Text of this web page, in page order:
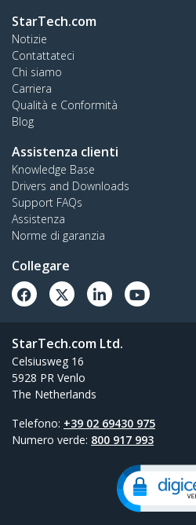
StarTech.com
Notizie
Contattateci
Chi siamo
Carriera
Qualità e Conformità
Blog
Assistenza clienti
Knowledge Base
Drivers and Downloads
Support FAQs
Assistenza
Norme di garanzia
Collegare
StarTech.com Ltd.
Celsiusweg 16
5928 PR Venlo
The Netherlands
Telefono: +39 02 69430 975
Numero verde: 800 917 993